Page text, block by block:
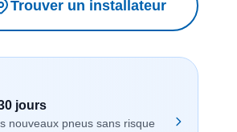
Trouver un installateur
jours
nouveaux pneus sans risque